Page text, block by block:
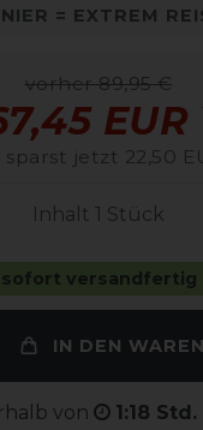
= EXTREM
vorher 89,95 €
EUR
sparst jetzt 22,50
Inhalt 1 Stück
sofort versandfertig
IN DEN
von 1:18 Std.